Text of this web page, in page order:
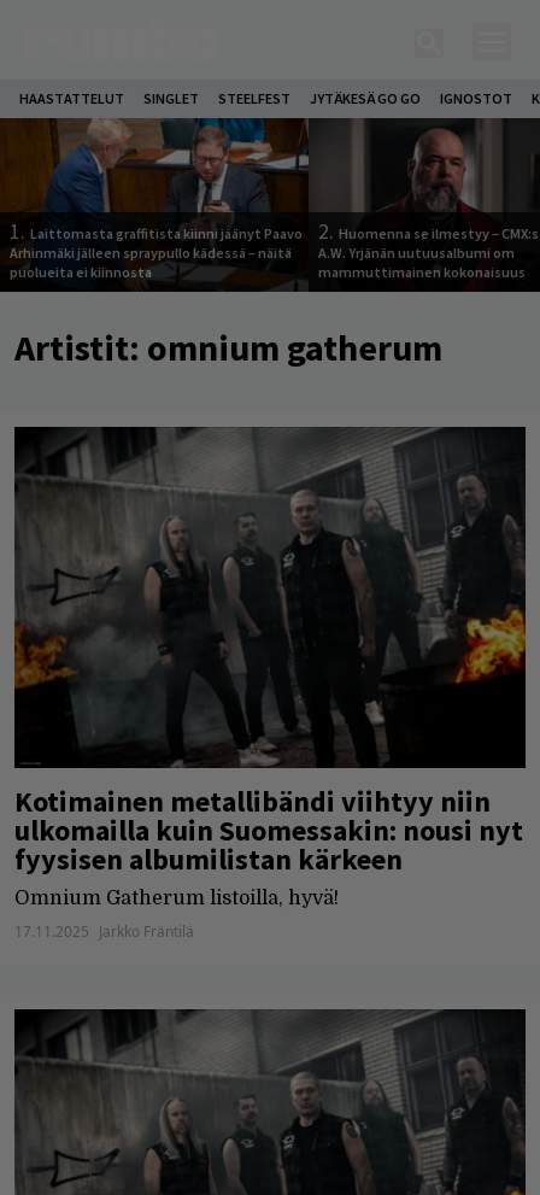
HAASTATTELUT SINGLET STEELFEST JYTÄKESÄ GO GO IGNOSTOT
1. Laittomasta graffitista kiinni jäänyt Paavo
Arhinmäki jälleen spraypullo kädessä – näitä
puolueita ei kiinnosta
2. Huomenna se ilmestyy –
A.W. Yrjänän uutuusalbumi om
mammuttimainen kokonaisuus
Artistit: omnium gatherum
Kotimainen metallibändi viihtyy niin
ulkomailla kuin Suomessakin: nousi nyt
fyysisen albumilistan kärkeen
Omnium Gatherum listoilla, hyvä!
17.11.2025 Jarkko Fräntilä